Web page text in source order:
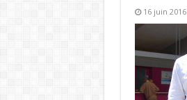
16 juin 2016